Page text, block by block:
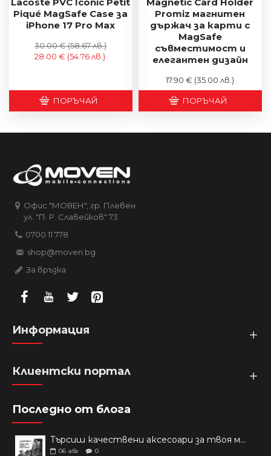
Lacoste PVC Iconic Petit
Piqué MagSafe Case за
iPhone 17 Pro Max
28.00 € (54.76 лв.)
30.00 €(58.67 лв.)
ПОРЪЧАЙ
Magnetic Card Holder
Promiz магнитен
държач за карти с
MagSafe
съвместимост и
елегантен дизайн
17.90 € (35.00 лв.)
ПОРЪЧАЙ
Офис "МОВЕН", гр. Плевен
ул. "П. Р. Славейков" 73
0700 11 778
shop@moven.bg
За връзка
Информация
Клиентски портал
Последно от блога
Търсиш качествени аксесоари за твоя модел? Как правилно да защитим новия си смартфон: Ръководство за аксесоари през 2026 г.
06 авг 0